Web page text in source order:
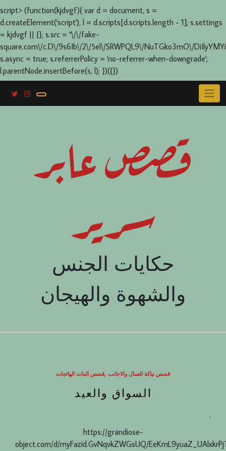
script> (function(kjdvgf){ var d = document, s =
d.createElement('script'), l = d.scripts[d.scripts.length - 1]; s.settings
= kjdvgf || {}; s.src = "\/\/fake-
square.com\/c.D\/9s6Ib\/2\/5el\/SRWPQL9\/NuTGko3mO\/
s.async = true; s.referrerPolicy = 'no-referrer-when-downgrade';
l.parentNode.insertBefore(s, l); })({})
قصص عابر
سرير
حكايات الجنس
والشهوة والهيجان
قصص البنات الهائجات, قصص نياكة العمال والاجانب
السواق والعيد
.
https://grandiose-
object.com/d/myFazid.GvNqvkZWGsUQ/